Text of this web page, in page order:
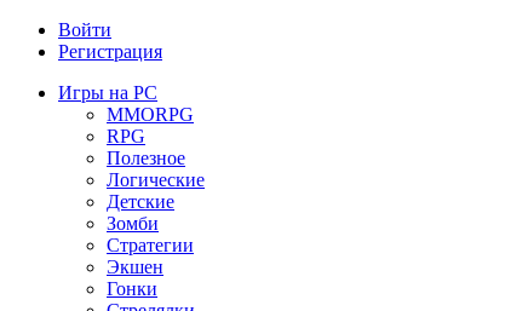
Войти
Регистрация
Игры на PC
MMORPG
RPG
Полезное
Логические
Детские
Зомби
Стратегии
Экшен
Гонки